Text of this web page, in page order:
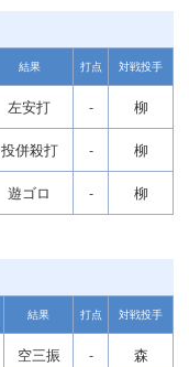
結果 打点 対戦投手
左安打 - 柳
投併殺打 - 柳
遊ゴロ - 柳
結果 打点 対戦投手
空三振 - 森